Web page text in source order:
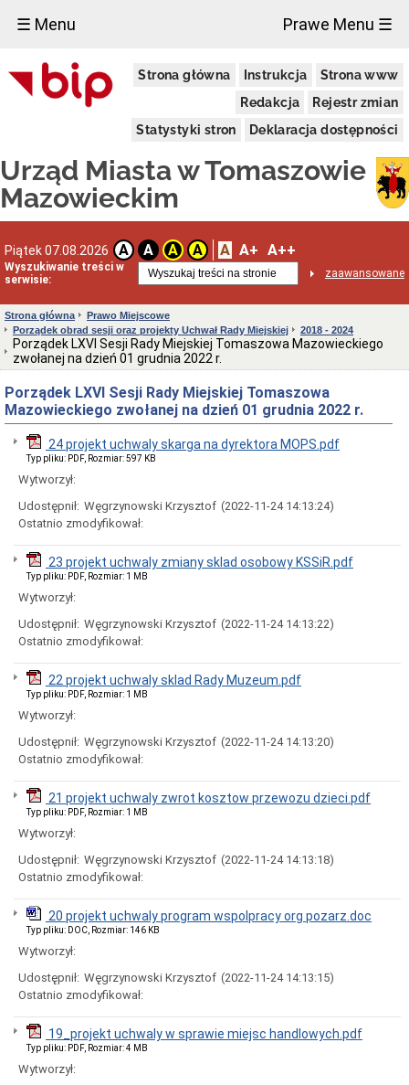
☰ Menu Prawe Menu ☰
Strona główna Instrukcja
Strona www
Redakcja
Rejestr zmian
Statystyki stron
Deklaracja dostępności
Urząd Miasta w Tomaszowie
Mazowieckim
Piątek 07.08.2026 A A A A A A+ A++
Wyszukiwanie treści w
serwisie:
zaawansowane
Miasto
Pieczęcie
Granice
miasta
Statut
Miasta
Władze
Miasta
Prezydent
zastępcy
Rada
Miejska
2024-
Prezydium
Rady
Miejskiej
Dyżury
Biurze
Miejskiej
Składy
komisji
stałych
Rady
Miejskiej
Interpelacje
zapytania
obrad
sesji
Imienne
wykazy
głosowań
Harmonogram
prac
Rady
Rada
Miejska
2018-
2023
Rada
Miejska
2018
Młodzieżowa
Rada
Miasta
Strona główna
Prawo Miejscowe
Porządek obrad sesji oraz projekty Uchwał Rady Miejskiej
2018 - 2024
Porządek LXVI Sesji Rady Miejskiej Tomaszowa Mazowieckiego
zwołanej na dzień 01 grudnia 2022 r.
Porządek LXVI Sesji Rady Miejskiej Tomaszowa
Mazowieckiego zwołanej na dzień 01 grudnia 2022 r.
24 projekt uchwaly skarga na dyrektora MOPS.pdf
Typ pliku: PDF, Rozmiar: 597 KB
Wytworzył:
Udostępnił: Węgrzynowski Krzysztof (2022-11-24 14:13:24)
Ostatnio zmodyfikował:
23 projekt uchwaly zmiany sklad osobowy KSSiR.pdf
Typ pliku: PDF, Rozmiar: 1 MB
Wytworzył:
Udostępnił: Węgrzynowski Krzysztof (2022-11-24 14:13:22)
Ostatnio zmodyfikował:
22 projekt uchwaly sklad Rady Muzeum.pdf
Typ pliku: PDF, Rozmiar: 1 MB
Wytworzył:
Udostępnił: Węgrzynowski Krzysztof (2022-11-24 14:13:20)
Ostatnio zmodyfikował:
21 projekt uchwaly zwrot kosztow przewozu dzieci.pdf
Typ pliku: PDF, Rozmiar: 1 MB
Wytworzył:
Udostępnił: Węgrzynowski Krzysztof (2022-11-24 14:13:18)
Ostatnio zmodyfikował:
20 projekt uchwaly program wspolpracy org pozarz.doc
Typ pliku: DOC, Rozmiar: 146 KB
Wytworzył:
Udostępnił: Węgrzynowski Krzysztof (2022-11-24 14:13:15)
Ostatnio zmodyfikował:
19_projekt uchwaly w sprawie miejsc handlowych.pdf
Typ pliku: PDF, Rozmiar: 4 MB
Wytworzył:
×